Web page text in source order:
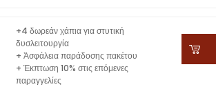
+4 δωρεάν χάπια για στυτική
δυσλειτουργία
+ Ἀσφάλεια παράδοσης πακέτου
+ Έκπτωση 10% στις επόμενες
παραγγελίες